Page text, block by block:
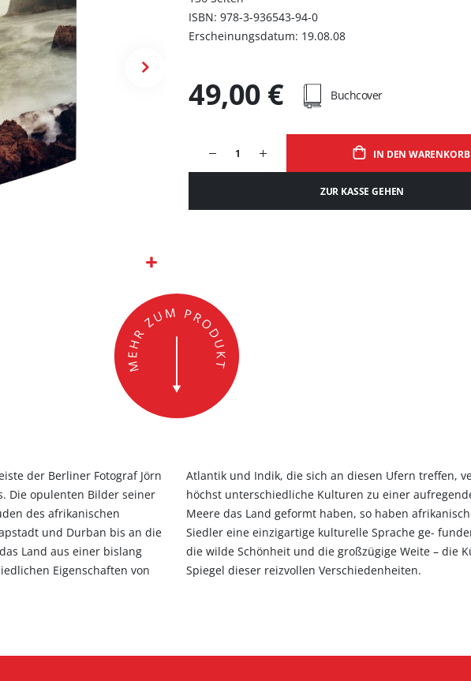
ISBN: 978-3-936543-94-0
Erscheinungsdatum: 19.08.08
IN DEN WARENKORB
ZUR KASSE GEHEN
49,00 € Buchcover
der Berliner Fotograf Jörn
Die opulenten Bilder seiner
des afrikanischen
und Durban bis an die
Land aus einer bislang
Eigenschaften von
verbinden sich hier auch
Melange. So wie die
Völker und europäische
Der starke Charakter,
Küsten Südafrikas sind ein
Spiegel dieser reizvollen Verschiedenheiten.